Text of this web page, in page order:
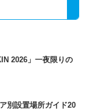
2026」一夜限りの
別設置場所ガイド20